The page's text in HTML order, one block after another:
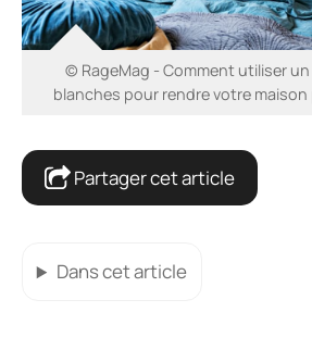
© RageMag - Comment utiliser
blanches pour rendre votre
Partager cet article
Dans cet article